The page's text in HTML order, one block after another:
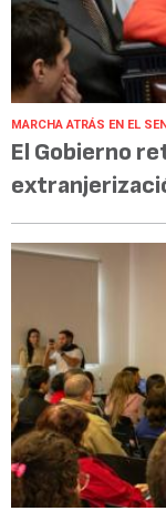
MARCHA ATRÁS EN EL
El Gobierno